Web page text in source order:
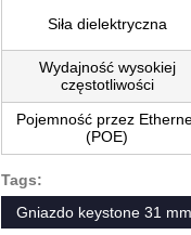
Siła dielektryczna
Wydajność wysokiej
częstotliwości
Pojemność przez
(POE)
Tags:
Gniazdo keystone 31